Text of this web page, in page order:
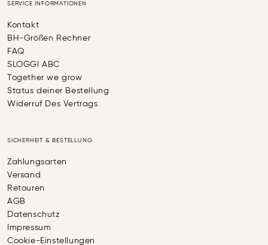
SERVICE INFORMATIONEN
Kontakt
BH-Größen Rechner
FAQ
SLOGGI ABC
Together we grow
Status deiner Bestellung
Widerruf Des Vertrags
SICHERHEIT & BESTELLUNG
Zahlungsarten
Versand
Retouren
AGB
Datenschutz
Impressum
Cookie-Einstellungen